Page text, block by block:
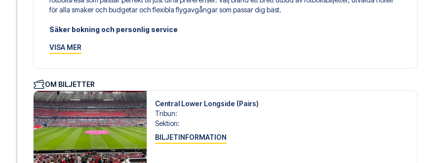
för alla smaker och budgetar och flexibla flygavgångar som passar dig bäst.
Säker bokning och personlig service
din fotbollspaket och står redo med personlig service både före och under resan. Vi är tillgängliga på +46 22 03 00
att realisera din fotbollsresedröm!
VISA MER
OM BILJETTER
Central Lower Longside (Pairs)
Tribun:
Sektion:
BILJETINFORMATION